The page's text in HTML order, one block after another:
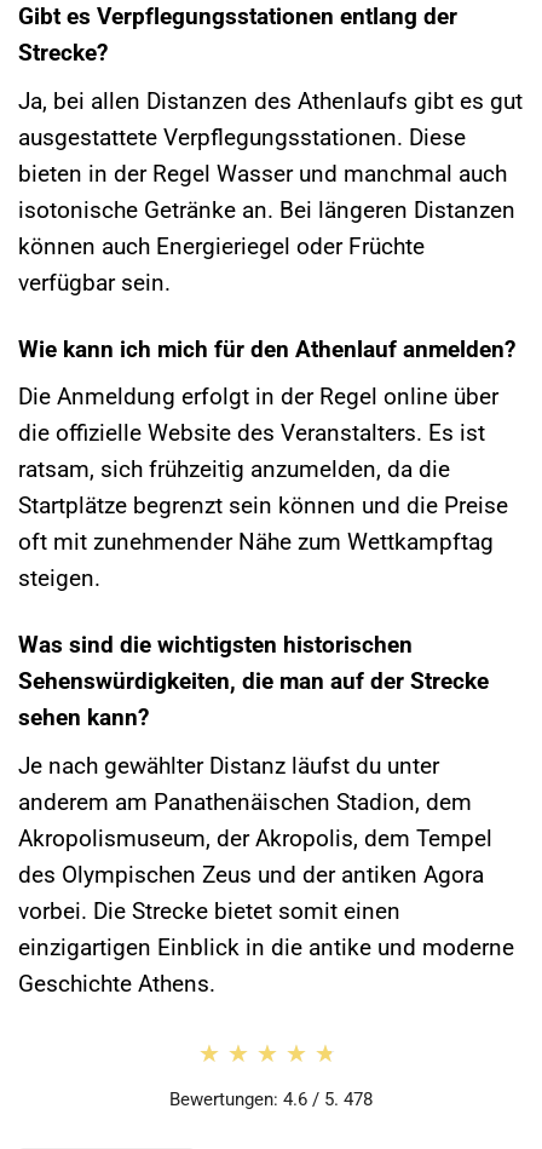
Gibt es Verpflegungsstationen entlang der
Strecke?
Ja, bei allen Distanzen des Athenlaufs gibt es gut
ausgestattete Verpflegungsstationen. Diese
bieten in der Regel Wasser und manchmal auch
isotonische Getränke an. Bei längeren Distanzen
können auch Energieriegel oder Früchte
verfügbar sein.
Wie kann ich mich für den Athenlauf anmelden?
Die Anmeldung erfolgt in der Regel online über
die offizielle Website des Veranstalters. Es ist
ratsam, sich frühzeitig anzumelden, da die
Startplätze begrenzt sein können und die Preise
oft mit zunehmender Nähe zum Wettkampftag
steigen.
Was sind die wichtigsten historischen
Sehenswürdigkeiten, die man auf der Strecke
sehen kann?
Je nach gewählter Distanz läufst du unter
anderem am Panathenäischen Stadion, dem
Akropolismuseum, der Akropolis, dem Tempel
des Olympischen Zeus und der antiken Agora
vorbei. Die Strecke bietet somit einen
einzigartigen Einblick in die antike und moderne
Geschichte Athens.
★★★★★
★★★★★
Bewertungen: 4.6 / 5. 478